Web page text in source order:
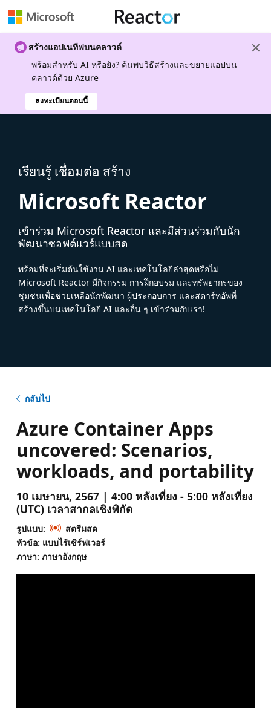
สร้างแอปเนทีฟบนคลาวด์
พร้อมสําหรับ AI หรือยัง? ค้นพบวิธีสร้างและขยายแอปบน
คลาวด์ด้วย Azure
ลงทะเบียนตอนนี้
เรียนรู้ เชื่อมต่อ สร้าง
Microsoft Reactor
เข้าร่วม Microsoft Reactor และมีส่วนร่วมกับนัก
พัฒนาซอฟต์แวร์แบบสด
พร้อมที่จะเริ่มต้นใช้งาน AI และเทคโนโลยีล่าสุดหรือไม่
Microsoft Reactor มีกิจกรรม การฝึกอบรม และทรัพยากรของ
ชุมชนเพื่อช่วยเหลือนักพัฒนา ผู้ประกอบการ และสตาร์ทอัพที่
สร้างขึ้นบนเทคโนโลยี AI และอื่น ๆ เข้าร่วมกับเรา!
กลับไป
Azure Container Apps
uncovered: Scenarios,
workloads, and portability
10 เมษายน, 2567 | 4:00 หลังเที่ยง - 5:00 หลังเที่ยง
(UTC) เวลาสากลเชิงพิกัด
รูปแบบ:
สตรีมสด
หัวข้อ: แบบไร้เซิร์ฟเวอร์
ภาษา: ภาษาอังกฤษ